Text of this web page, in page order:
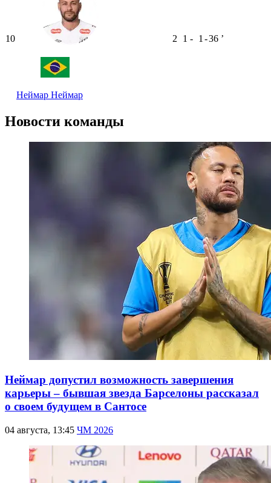
10
Неймар Неймар
2 1 - 1 -36 ʼ
Новости команды
Неймар допустил возможность завершения
карьеры – бывшая звезда Барселоны рассказал
о своем будущем в Сантосе
04 августа, 13:45 ЧМ 2026